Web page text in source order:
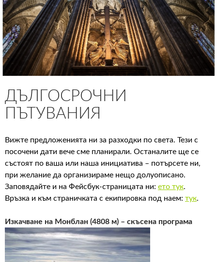
ДЪЛГОСРОЧНИ
ПЪТУВАНИЯ
Вижте предложенията ни за разходки по света. Тези с
посочени дати вече сме планирали. Останалите ще се
състоят по ваша или наша инициатива – потърсете ни,
при желание да организираме нещо долуописано.
Заповядайте и на Фейсбук-страницата ни: ето тук.
Връзка и към страничката с екипировка под наем: тук.
Изкачване на Монблан (4808 м) – скъсена програма